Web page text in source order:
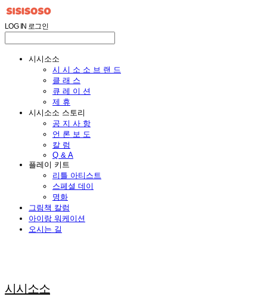
LOG IN 로그인
시시소소
시 시 소 소 브 랜 드
클 래 스
큐 레 이 션
제 휴
시시소소 스토리
공 지 사 항
언 론 보 도
칼 럼
Q & A
플레이 키트
리틀 아티스트
스페셜 데이
명화
그림책 칼럼
아이랑 워케이션
오시는 길
시시소소